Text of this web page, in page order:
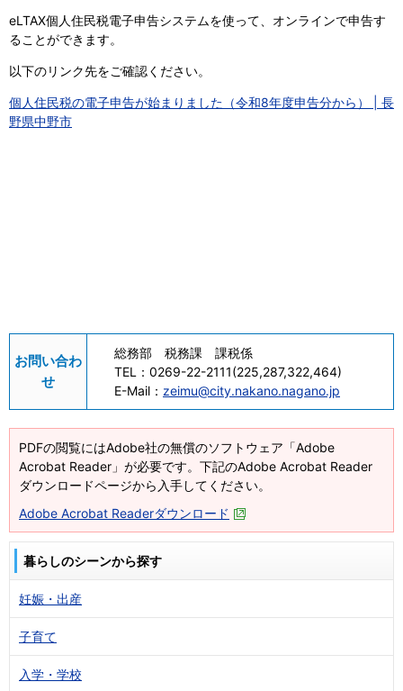
eLTAX個人住民税電子申告システムを使って、オンラインで申告す
ることができます。
以下のリンク先をご確認ください。
個人住民税の電子申告が始まりました（令和8年度申告分から） | 長
野県中野市
お問い合わ
せ
総務部 税務課 課税係
TEL： 0269-22-2111(225,287,322,464)
E-Mail： zeimu@city.nakano.nagano.jp
PDFの閲覧にはAdobe社の無償のソフトウェア「Adobe
Acrobat Reader」が必要です。下記のAdobe Acrobat Reader
ダウンロードページから入手してください。
Adobe Acrobat Readerダウンロード
暮らしのシーンから探す
妊娠・出産
子育て
入学・学校